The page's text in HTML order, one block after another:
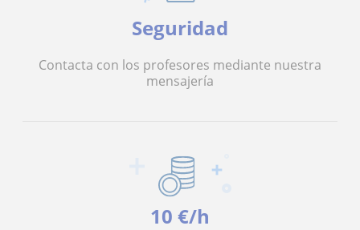
Seguridad
Contacta con los profesores mediante nuestra
mensajería
10 €/h